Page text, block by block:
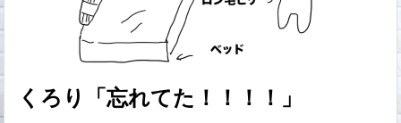
くろり「忘れてた！！！！」